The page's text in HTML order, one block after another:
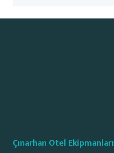
Çınarhan Otel Ekipmanları